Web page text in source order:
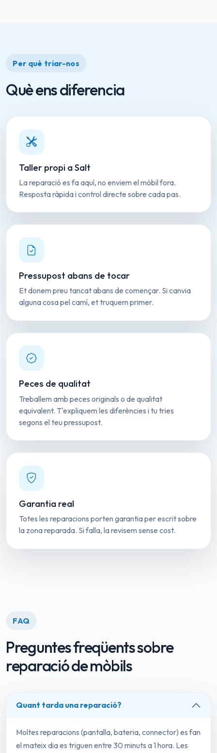
Per què triar-nos
Què ens diferencia
Taller propi a Salt
La reparació es fa aquí, no enviem el mòbil fora.
Resposta ràpida i control directe sobre cada pas.
Pressupost abans de tocar
Et donem preu tancat abans de començar. Si canvia
alguna cosa pel camí, et truquem primer.
Peces de qualitat
Treballem amb peces originals o de qualitat
equivalent. T'expliquem les diferències i tu tries
segons el teu pressupost.
Garantia real
Totes les reparacions porten garantia per escrit sobre
la zona reparada. Si falla, la revisem sense cost.
FAQ
Preguntes freqüents sobre
reparació de mòbils
Quant tarda una reparació?
Moltes reparacions (pantalla, bateria, connector) es fan
el mateix dia es triguen entre 30 minuts a 1 hora. Les